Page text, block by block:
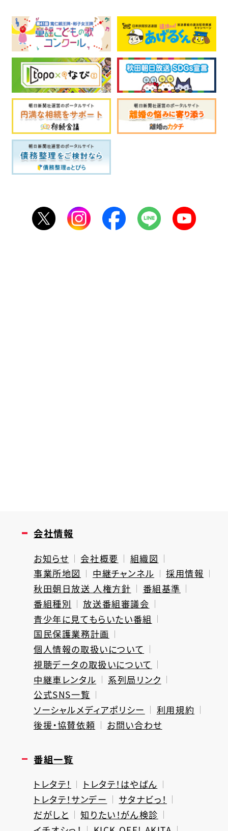
会社情報
お知らせ 会社概要
組織図
事業所地図
中継チャンネル
採用情報
秋田朝日放送 人権方針
番組基準
番組種別
放送番組審議会
青少年に見てもらいたい番組
国民保護業務計画
個人情報の取扱いについて
視聴データの取扱いについて
中継車レンタル
系列局リンク
公式SNS一覧
ソーシャルメディアポリシー
利用規約
後援・協賛依頼
お問い合わせ
番組一覧
トレタテ！
トレタテ！はやばん
トレタテ！サンデー
サタナビっ！
だがしと
知りたい！がん検診